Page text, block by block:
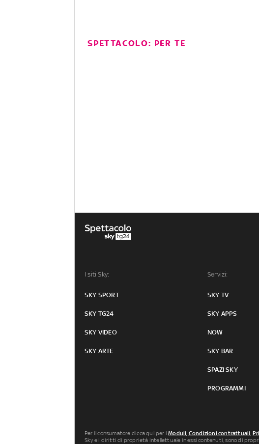
SPETTACOLO: PER TE
I siti Sky:
SKY SPORT
SKY TG24
SKY VIDEO
SKY ARTE
Servizi:
SKY TV
SKY APPS
NOW
SKY BAR
SPAZI SKY
PROGRAMMI
Per il consumatore clicca qui per iModuli, Condizioni contrattuali,
Sky e i diritti di proprietà intellettuale in essi contenuti, sono di